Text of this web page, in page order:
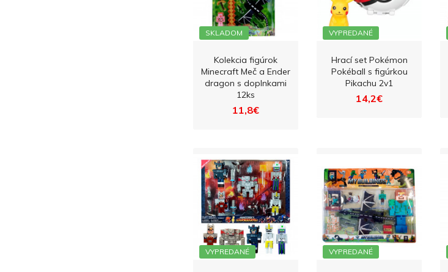
SKLADOM
Kolekcia figúrok
Minecraft Meč a Ender
dragon s doplnkami
12ks
11,8€
VYPREDANÉ
Hrací set Pokémon
Pokéball s figúrkou
Pikachu 2v1
14,2€
VYPREDANÉ VYPREDANÉ